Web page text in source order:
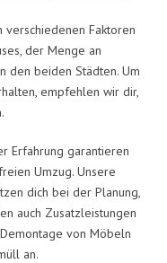
verschiedenen Faktoren
der Menge an
den beiden Städten. Um
empfehlen wir dir,
Erfahrung garantieren
Umzug. Unsere
dich bei der Planung,
auch Zusatzleistungen
von Möbeln
an.